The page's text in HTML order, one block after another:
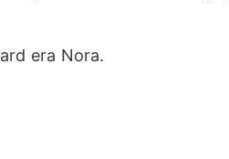
era Nora.